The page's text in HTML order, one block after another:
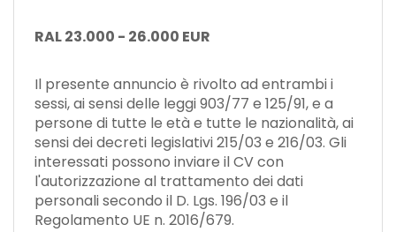
RAL 23.000 - 26.000 EUR
Il presente annuncio è rivolto ad entrambi i
sessi, ai sensi delle leggi 903/77 e 125/91, e a
persone di tutte le età e tutte le nazionalità, ai
sensi dei decreti legislativi 215/03 e 216/03. Gli
interessati possono inviare il CV con
l'autorizzazione al trattamento dei dati
personali secondo il D. Lgs. 196/03 e il
Regolamento UE n. 2016/679.